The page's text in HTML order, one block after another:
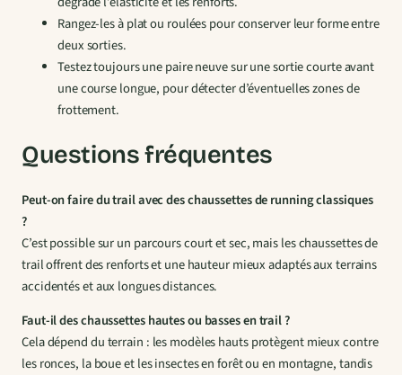
Rangez-les à plat ou roulées pour conserver leur forme entre
deux sorties.
Testez toujours une paire neuve sur une sortie courte avant
une course longue, pour détecter d’éventuelles zones de
frottement.
Questions fréquentes
Peut-on faire du trail avec des chaussettes de running classiques
?
C’est possible sur un parcours court et sec, mais les chaussettes de
trail offrent des renforts et une hauteur mieux adaptés aux terrains
accidentés et aux longues distances.
Faut-il des chaussettes hautes ou basses en trail ?
Cela dépend du terrain : les modèles hauts protègent mieux contre
les ronces, la boue et les insectes en forêt ou en montagne, tandis